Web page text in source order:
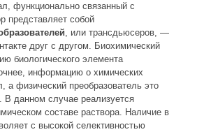
функционально связанный с
представляет собой
, или трансдьюсеров, —
друг с другом. Биохимический
биологического элемента
информацию о химических
а физический преобразователь это
данном случае реализуется
составе раствора. Наличие в
с высокой селективностью